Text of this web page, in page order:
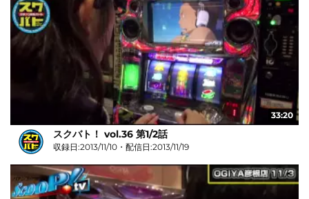
33:20
スクバト！ vol.36 第1/2話
収録日:2013/11/10・配信日:2013/11/19